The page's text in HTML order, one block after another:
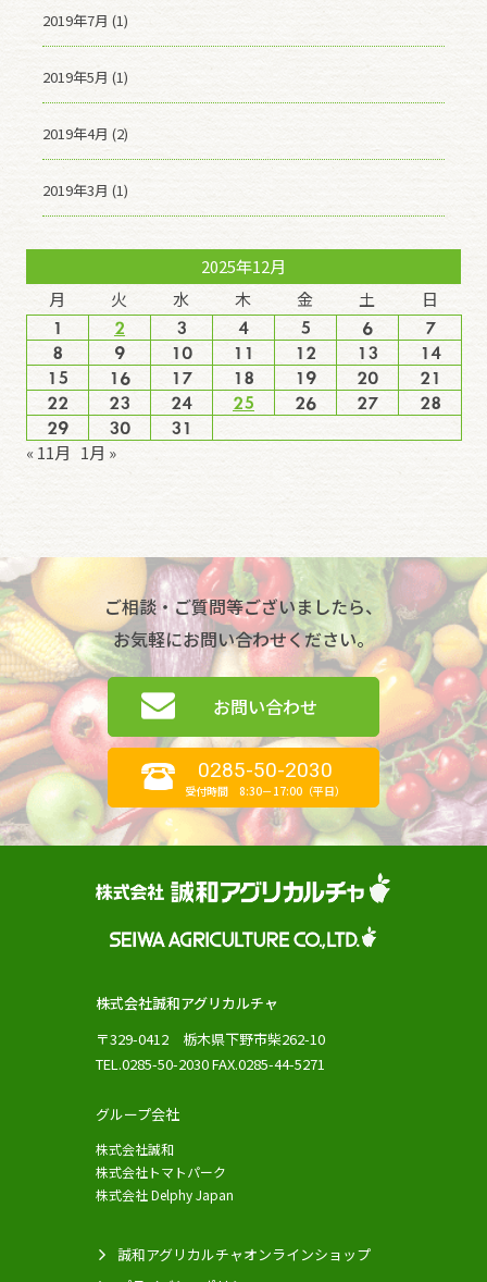
2019年7月 (1)
2019年5月 (1)
2019年4月 (2)
2019年3月 (1)
2025年12月
月
火 水 木 金 土 日
1 2 3 4 5 6
7
8
9 10 11 12 13
14
15
16 17 18 19 20
21
22
23 24 25 26 27
28
29
30 31
« 11月 1月 »
ご相談・ご質問等ございましたら、
お気軽にお問い合わせください。
お問い合わせ
0285-50-2030
受付時間 8:30－17:00（平日）
株式会社誠和アグリカルチャ
〒329-0412 栃木県下野市柴262-10
TEL.0285-50-2030 FAX.0285-44-5271
グループ会社
株式会社誠和
株式会社トマトパーク
株式会社 Delphy Japan
誠和アグリカルチャオンラインショップ